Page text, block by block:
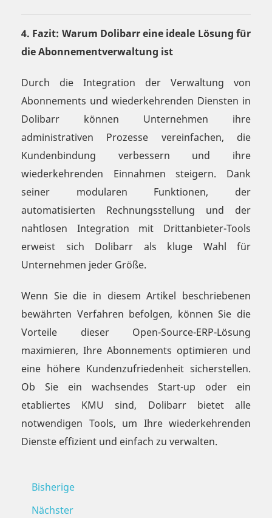
4. Fazit: Warum Dolibarr eine ideale Lösung für
die Abonnementverwaltung ist
Durch die Integration der Verwaltung von
Abonnements und wiederkehrenden Diensten in
Dolibarr können Unternehmen ihre
administrativen Prozesse vereinfachen, die
Kundenbindung verbessern und ihre
wiederkehrenden Einnahmen steigern. Dank
seiner modularen Funktionen, der
automatisierten Rechnungsstellung und der
nahtlosen Integration mit Drittanbieter-Tools
erweist sich Dolibarr als kluge Wahl für
Unternehmen jeder Größe.
Wenn Sie die in diesem Artikel beschriebenen
bewährten Verfahren befolgen, können Sie die
Vorteile dieser Open-Source-ERP-Lösung
maximieren, Ihre Abonnements optimieren und
eine höhere Kundenzufriedenheit sicherstellen.
Ob Sie ein wachsendes Start-up oder ein
etabliertes KMU sind, Dolibarr bietet alle
notwendigen Tools, um Ihre wiederkehrenden
Dienste effizient und einfach zu verwalten.
Bisherige
Nächster